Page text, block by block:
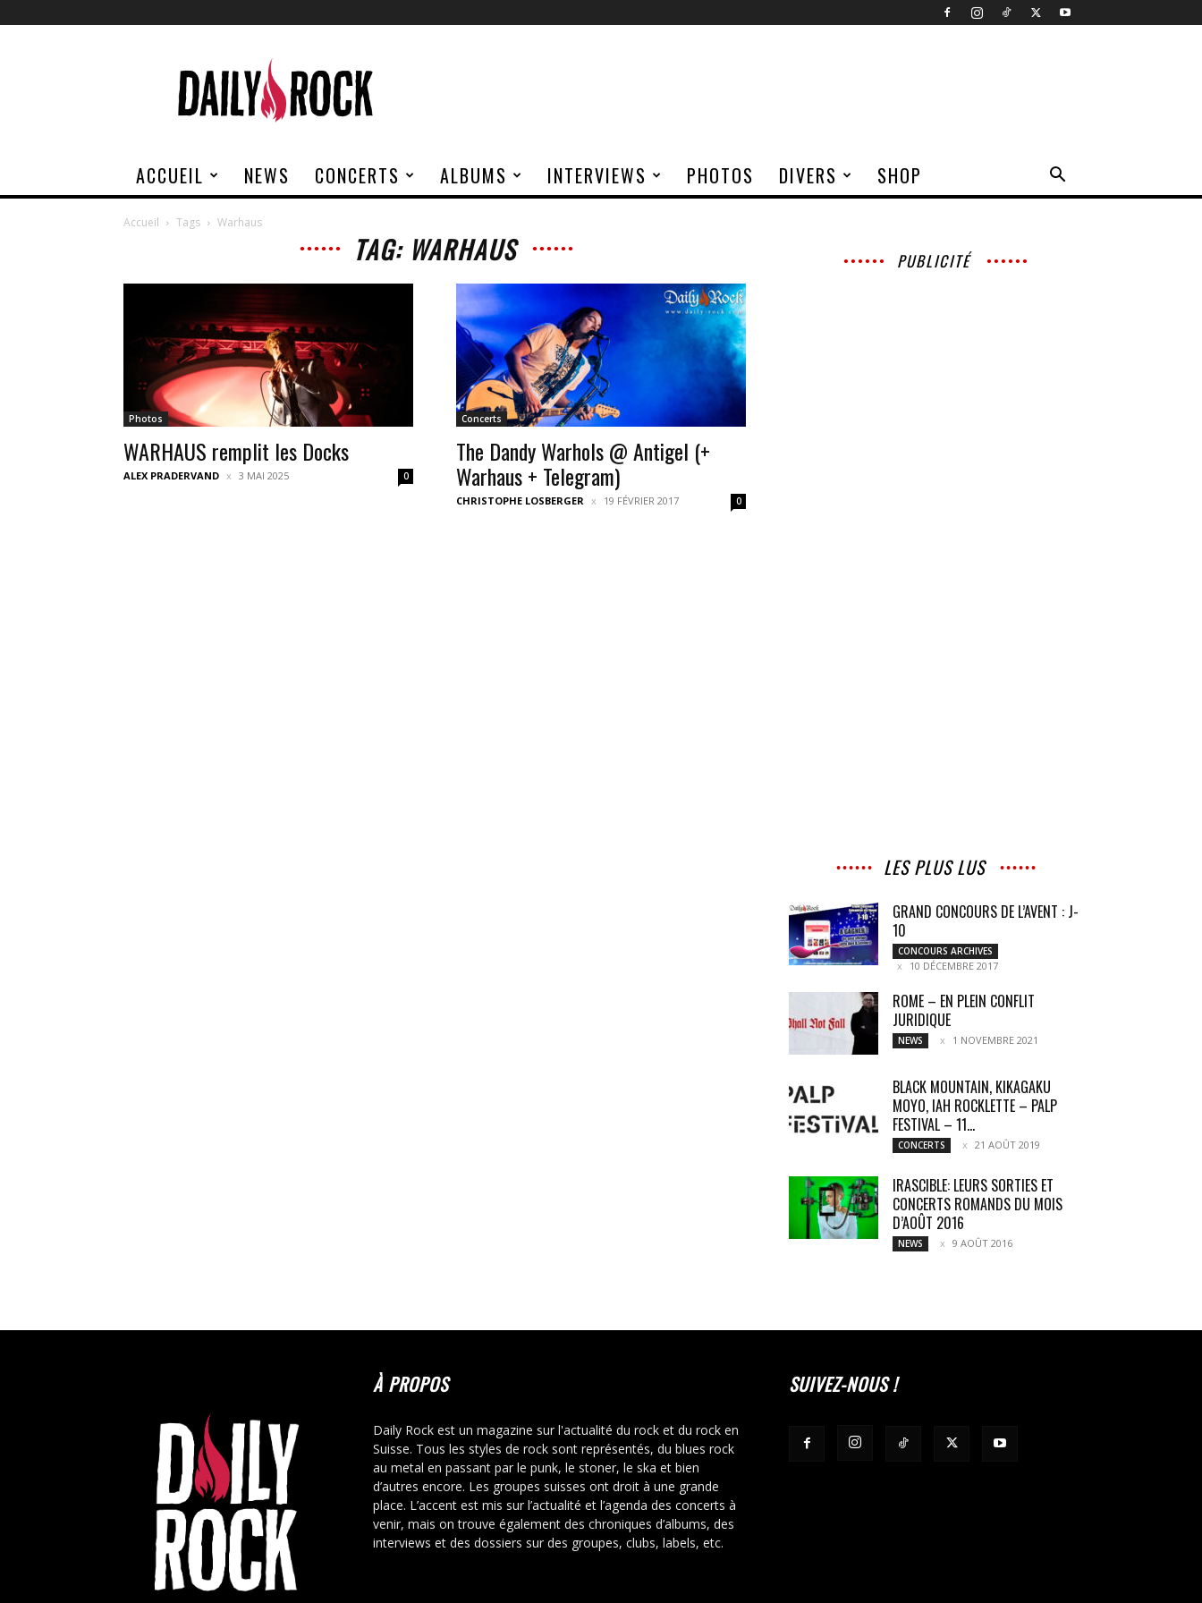
Rock
ACCUEIL NEWS CONCERTS ALBUMS INTERVIEWS PHOTOS DIVERS SHOP
Accueil Tags Warhaus
TAG: WARHAUS
Photos
WARHAUS remplit les Docks
ALEX PRADERVAND 3 MAI 2025 0
Concerts
The Dandy Warhols @ Antigel (+
Warhaus + Telegram)
CHRISTOPHE LOSBERGER 19 FÉVRIER 2017 0
PUBLICITÉ
LES PLUS LUS
GRAND CONCOURS DE L’AVENT : J-
10
CONCOURS ARCHIVES
10 DÉCEMBRE 2017
ROME – EN PLEIN CONFLIT
JURIDIQUE
NEWS 1 NOVEMBRE 2021
BLACK MOUNTAIN, KIKAGAKU
MOYO, IAH ROCKLETTE – PALP
FESTIVAL – 11...
CONCERTS 21 AOÛT 2019
IRASCIBLE: LEURS SORTIES ET
CONCERTS ROMANDS DU MOIS
D’AOÛT 2016
NEWS 9 AOÛT 2016
À PROPOS
Daily Rock est un magazine sur l'actualité du rock et du rock en
Suisse. Tous les styles de rock sont représentés, du blues rock
au metal en passant par le punk, le stoner, le ska et bien
d’autres encore. Les groupes suisses ont droit à une grande
place. L’accent est mis sur l’actualité et l’agenda des concerts à
venir, mais on trouve également des chroniques d’albums, des
interviews et des dossiers sur des groupes, clubs, labels, etc.
SUIVEZ-NOUS !